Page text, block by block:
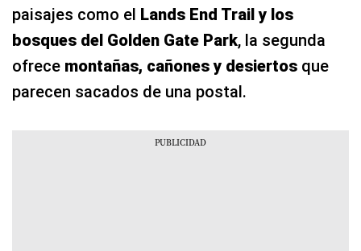
paisajes como el Lands End Trail y los
bosques del Golden Gate Park, la segunda
ofrece montañas, cañones y desiertos que
parecen sacados de una postal.